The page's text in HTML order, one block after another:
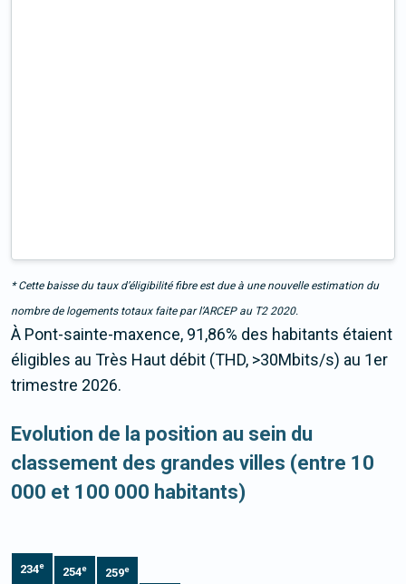
* Cette baisse du taux d’éligibilité fibre est due à une nouvelle estimation du
nombre de logements totaux faite par l’ARCEP au T2 2020.
À Pont-sainte-maxence, 91,86% des habitants étaient
éligibles au Très Haut débit (THD, >30Mbits/s) au 1er
trimestre 2026.
Evolution de la position au sein du
classement des grandes villes (entre 10
000 et 100 000 habitants)
234e 254e 259e